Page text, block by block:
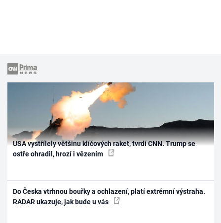
USA vystřílely většinu klíčových raket, tvrdí CNN. Trump se
ostře ohradil, hrozí i vězením
Do Česka vtrhnou bouřky a ochlazení, platí extrémní výstraha.
RADAR ukazuje, jak bude u vás